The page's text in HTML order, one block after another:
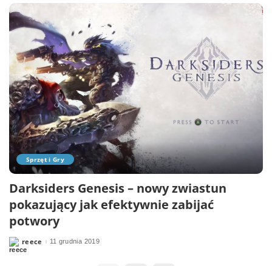
Sprzęt i Gry
Darksiders Genesis – nowy zwiastun
pokazujący jak efektywnie zabijać
potwory
Posted
by
reece 11 grudnia 2019